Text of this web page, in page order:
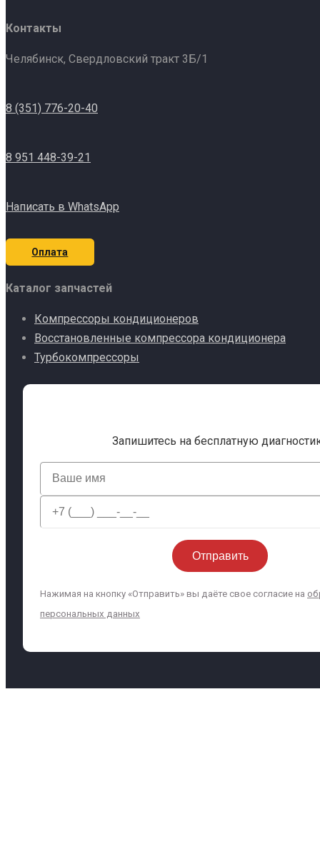
Контакты
Челябинск, Свердловский тракт 3Б/1
8 (351) 776-20-40
8 951 448-39-21
Написать в WhatsApp
Оплата
Каталог запчастей
Компрессоры кондиционеров
Восстановленные компрессора кондиционера
Турбокомпрессоры
Запишитесь на бесплатную
Нажимая на кнопку «Отправить» вы даёте свое согласие на
персональных данных